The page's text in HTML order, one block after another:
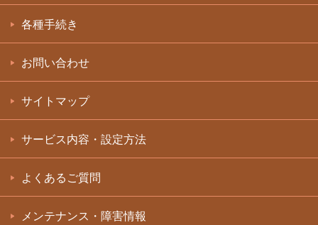
各種手続き
お問い合わせ
サイトマップ
サービス内容・設定方法
よくあるご質問
メンテナンス・障害情報